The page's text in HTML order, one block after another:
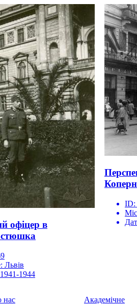
офіцер в
Львів
1941-1944
ID:
нас
Академічне